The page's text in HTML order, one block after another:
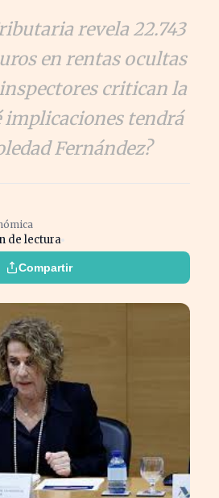
revela 22.743
en rentas ocultas
critican la
implicaciones tendrá
Fernández?
de lectura
Compartir